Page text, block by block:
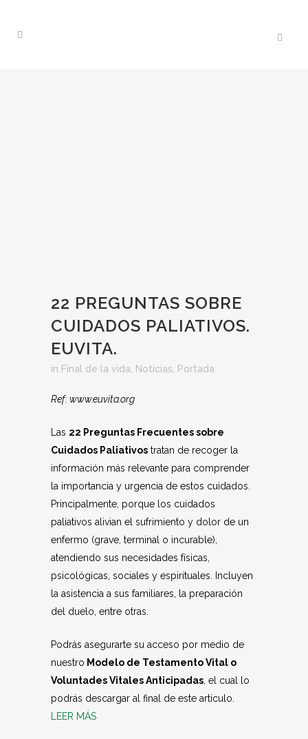
22 PREGUNTAS SOBRE
CUIDADOS PALIATIVOS.
EUVITA.
in Final de la vida Noticias Portada
Ref: www.euvita.org
Las 22 Preguntas Frecuentes sobre
Cuidados Paliativos tratan de recoger la
información más relevante para comprender
la importancia y urgencia de estos cuidados.
Principalmente, porque los cuidados
paliativos alivian el sufrimiento y dolor de un
enfermo (grave, terminal o incurable),
atendiendo sus necesidades físicas,
psicológicas, sociales y espirituales. Incluyen
la asistencia a sus familiares, la preparación
del duelo, entre otras.
Podrás asegurarte su acceso por medio de
nuestro Modelo de Testamento Vital o
Voluntades Vitales Anticipadas , el cual lo
podrás descargar al final de este artículo.
LEER MÁS